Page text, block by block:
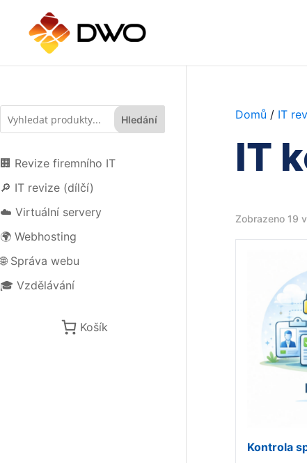
Domů / IT
IT
Zobrazeno 19
Kontrola
Hledání
🏢 Revize firemního IT
🔎 IT revize (dílčí)
☁️ Virtuální servery
🌍 Webhosting
🌐 Správa webu
🎓 Vzdělávání
Košík